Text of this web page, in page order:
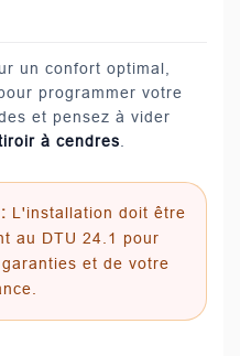
un confort optimal,
programmer votre
et pensez à vider
à cendres
L'installation doit être
au DTU 24.1 pour
et de votre